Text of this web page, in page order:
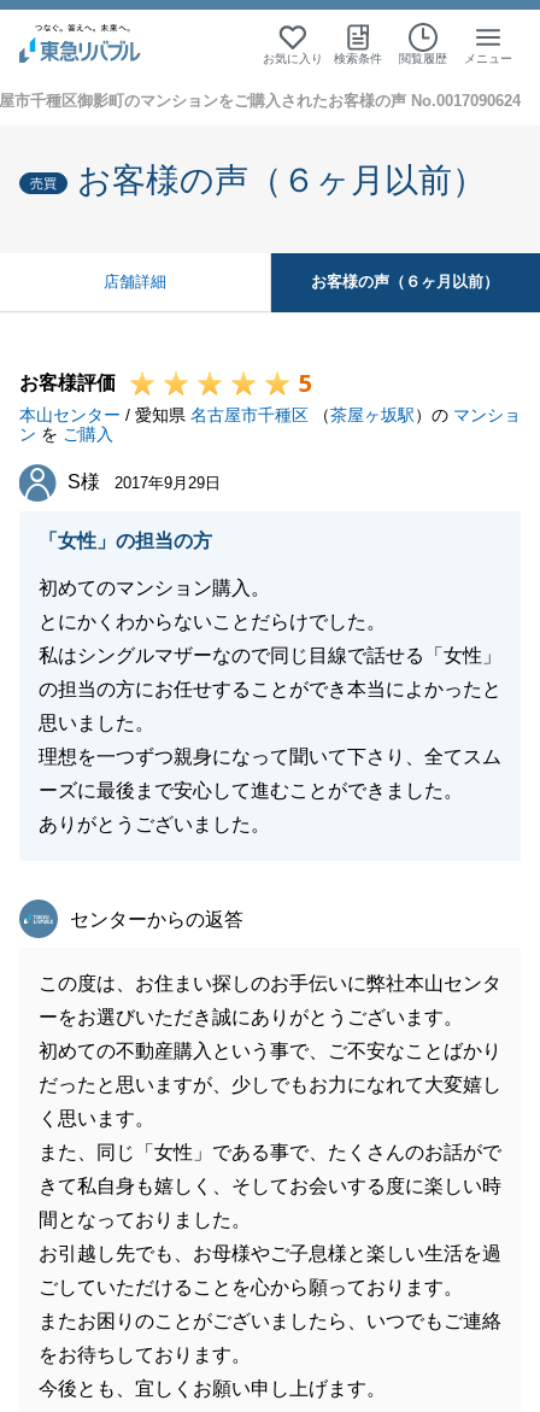
お気に入り 検索条件 閲覧履歴 メニュー
市千種区御影町のマンションをご購入されたお客様の声 No.0017090624
売買 お客様の声（６ヶ月以前）
店舗詳細 お客様の声（６ヶ月以前）
お客様評価 5
本山センター / 愛知県 名古屋市千種区 （茶屋ヶ坂駅）の マンショ
ン を ご購入
S様
S様 2017年9月29日
「女性」の担当の方
初めてのマンション購入。
とにかくわからないことだらけでした。
私はシングルマザーなので同じ目線で話せる「女性」
の担当の方にお任せすることができ本当によかったと
思いました。
理想を一つずつ親身になって聞いて下さり、全てスム
ーズに最後まで安心して進むことができました。
ありがとうございました。
東急リバブル
センターからの返答
この度は、お住まい探しのお手伝いに弊社本山センタ
ーをお選びいただき誠にありがとうございます。
初めての不動産購入という事で、ご不安なことばかり
だったと思いますが、少しでもお力になれて大変嬉し
く思います。
また、同じ「女性」である事で、たくさんのお話がで
きて私自身も嬉しく、そしてお会いする度に楽しい時
間となっておりました。
お引越し先でも、お母様やご子息様と楽しい生活を過
ごしていただけることを心から願っております。
またお困りのことがございましたら、いつでもご連絡
をお待ちしております。
今後とも、宜しくお願い申し上げます。